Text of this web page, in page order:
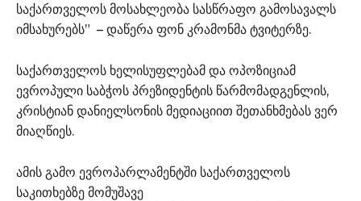
საქართველოს მოსახლეობა სასწრაფო გამოსავალს
იმსახურებს” – დაწერა ფონ კრამონმა ტვიტერზე.
საქართველოს ხელისუფლებამ და ოპოზიციამ
ევროპული საბჭოს პრეზიდენტის წარმომადგენლის,
კრისტიან დანიელსონის მედიაციით შეთანხმებას ვერ
მიაღწიეს.
ამის გამო ევროპარლამენტში საქართველოს
საკითხებზე მომუშავე